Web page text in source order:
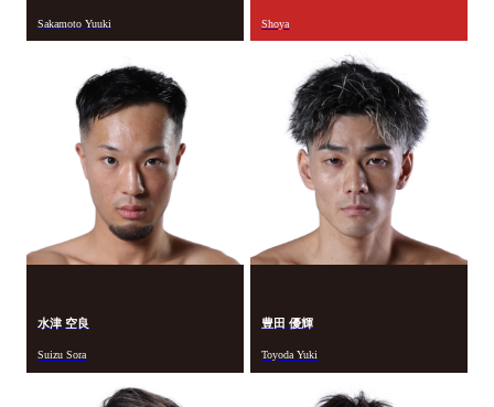
Sakamoto Yuuki Shoya
水津 空良
Suizu Sora
豊田 優輝
Toyoda Yuki